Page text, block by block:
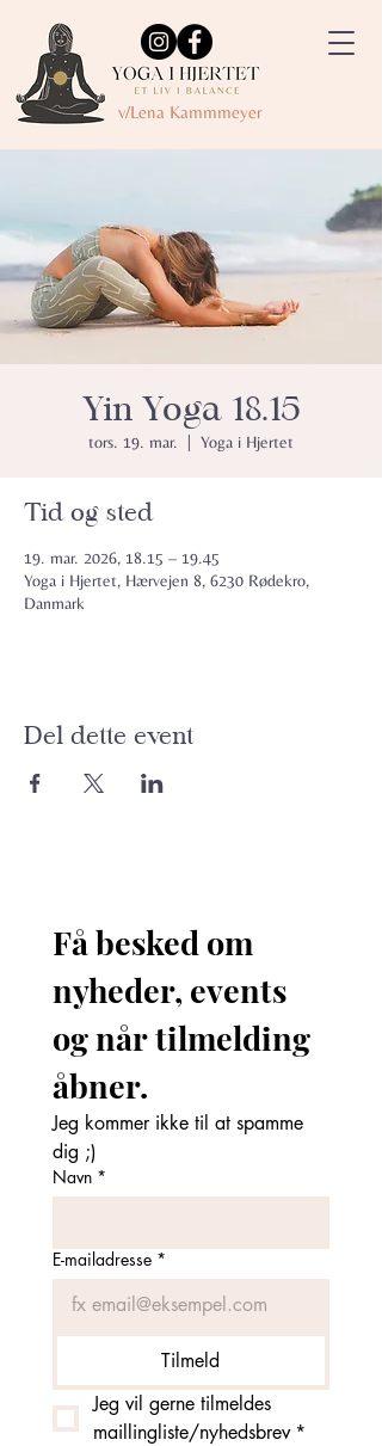
v/Lena Kammmeyer
Yin Yoga 18.15
tors. 19. mar. Yoga i Hjertet
Tid og sted
19. mar. 2026, 18.15 – 19.45
Yoga i Hjertet, Hærvejen 8, 6230 Rødekro,
Danmark
Del dette event
Få besked om
nyheder, events
og når tilmelding
Jeg kommer ikke til at spamme
dig ;)
Navn *
E-mailadresse *
Tilmeld
Jeg vil gerne tilmeldes
maillingliste/nyhedsbrev *